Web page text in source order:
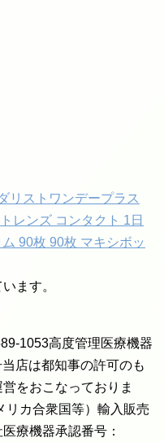
リストワンデープラス
レンズ コンタクト 1日
90枚 90枚 マキシボッ
ます。
1053高度管理医療機器
店は都知事の許可のも
をおこなっておりま
リカ合衆国等）輸入販売
療機器承認番号：